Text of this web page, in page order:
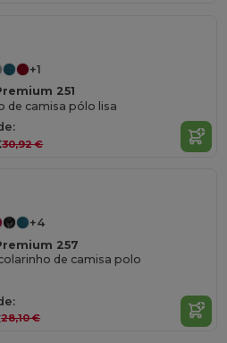
+1
251
de camisa pólo lisa
30,92 €
+4
257
de camisa polo
28,10 €